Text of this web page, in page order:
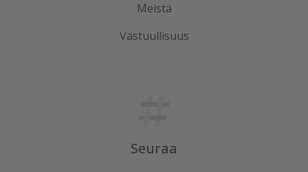
Meistä
Vastuullisuus
Seuraa